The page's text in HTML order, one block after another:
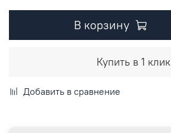
В корзину
Купить в 1 клик
Добавить в сравнение